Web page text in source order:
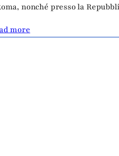
nonché presso la
more